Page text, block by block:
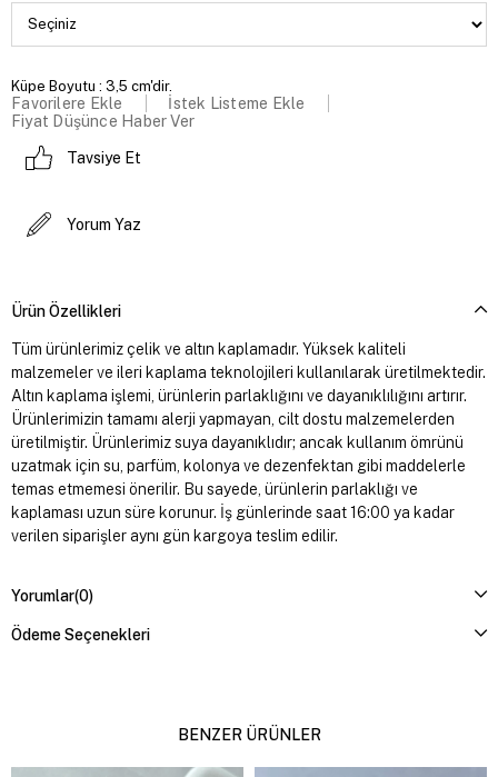
Küpe Boyutu : 3,5 cm'dir.
Favorilere Ekle
İstek Listeme Ekle
Fiyat Düşünce Haber Ver
Tavsiye Et
Yorum Yaz
Ürün Özellikleri
Tüm ürünlerimiz çelik ve altın kaplamadır. Yüksek kaliteli
malzemeler ve ileri kaplama teknolojileri kullanılarak üretilmektedir.
Altın kaplama işlemi, ürünlerin parlaklığını ve dayanıklılığını artırır.
Ürünlerimizin tamamı alerji yapmayan, cilt dostu malzemelerden
üretilmiştir. Ürünlerimiz suya dayanıklıdır; ancak kullanım ömrünü
uzatmak için su, parfüm, kolonya ve dezenfektan gibi maddelerle
temas etmemesi önerilir. Bu sayede, ürünlerin parlaklığı ve
kaplaması uzun süre korunur. İş günlerinde saat 16:00 ya kadar
verilen siparişler aynı gün kargoya teslim edilir.
Yorumlar(0)
Ödeme Seçenekleri
BENZER ÜRÜNLER